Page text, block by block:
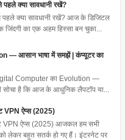
क्या सावधानी रखें?
क्या सावधानी रखें? आज के डिजिटल
जिंदगी का एक अहम हिस्सा बन चुका...
— आसान भाषा में समझें | कंप्यूटर का
Computer का Evolution —
है कि आज के आधुनिक लैपटॉप या...
ऐप्स (2025)
ऐप्स (2025) आजकल हम सभी
लेकर बहुत सतर्क हो गए हैं। इंटरनेट पर